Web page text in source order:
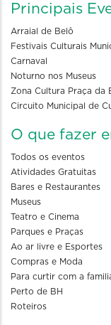
Principais
Arraial de Belô
Festivais Culturais
Carnaval
Noturno nos Museus
Zona Cultura Praça da
Circuito Municipal de
O que fazer
Todos os eventos
Atividades Gratuitas
Bares e Restaurantes
Museus
Teatro e Cinema
Parques e Praças
Ao ar livre e Esportes
Compras e Moda
Para curtir com a
Perto de BH
Roteiros